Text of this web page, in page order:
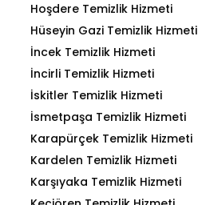
Hoşdere Temizlik Hizmeti
Hüseyin Gazi Temizlik Hizmeti
İncek Temizlik Hizmeti
İncirli Temizlik Hizmeti
İskitler Temizlik Hizmeti
İsmetpaşa Temizlik Hizmeti
Karapürçek Temizlik Hizmeti
Kardelen Temizlik Hizmeti
Karşıyaka Temizlik Hizmeti